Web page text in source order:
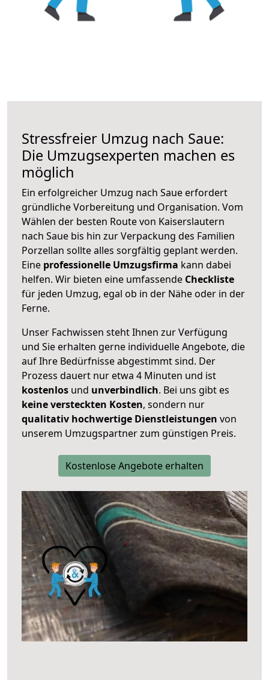
Stressfreier Umzug nach Saue:
Die Umzugsexperten machen es
möglich
Ein erfolgreicher Umzug nach Saue erfordert
gründliche Vorbereitung und Organisation. Vom
Wählen der besten Route von Kaiserslautern
nach Saue bis hin zur Verpackung des Familien
Porzellan sollte alles sorgfältig geplant werden.
Eine professionelle Umzugsfirma kann dabei
helfen. Wir bieten eine umfassende Checkliste
für jeden Umzug, egal ob in der Nähe oder in der
Ferne.
Unser Fachwissen steht Ihnen zur Verfügung
und Sie erhalten gerne individuelle Angebote, die
auf Ihre Bedürfnisse abgestimmt sind. Der
Prozess dauert nur etwa 4 Minuten und ist
kostenlos und unverbindlich. Bei uns gibt es
keine versteckten Kosten, sondern nur
qualitativ hochwertige Dienstleistungen von
unserem Umzugspartner zum günstigen Preis.
Kostenlose Angebote erhalten